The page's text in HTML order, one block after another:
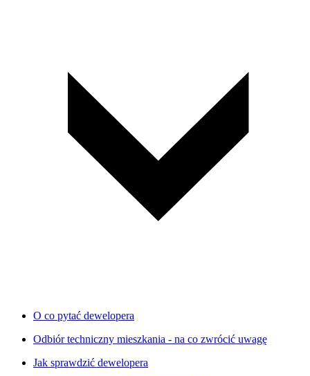
O co pytać dewelopera
Odbiór techniczny mieszkania - na co zwrócić uwagę
Jak sprawdzić dewelopera